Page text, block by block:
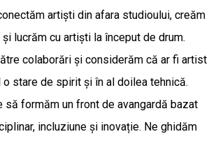
artiști din afara studioului, creăm
lucrăm cu artiști la început de drum.
colaborări și considerăm că ar fi artist
stare de spirit și în al doilea tehnică.
să formăm un front de avangardă bazat
incluziune și inovație. Ne ghidăm